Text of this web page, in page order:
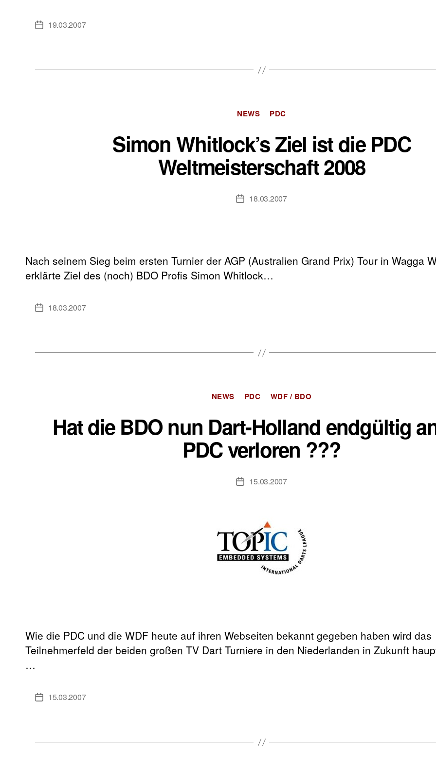
Veröffentlichungsdatum
19.03.2007
Kategorien
NEWS PDC
Simon Whitlock’s Ziel ist die PDC
Weltmeisterschaft 2008
Veröffentlichungsdatum
18.03.2007
Nach seinem Sieg beim ersten Turnier der AGP (Australien Grand Prix) Tour in Wagga
erklärte Ziel des (noch) BDO Profis Simon Whitlock…
Veröffentlichungsdatum
18.03.2007
Kategorien
NEWS PDC WDF / BDO
Hat die BDO nun Dart-Holland endgültig
PDC verloren ???
Veröffentlichungsdatum
15.03.2007
Wie die PDC und die WDF heute auf ihren Webseiten bekannt gegeben haben wird das
Teilnehmerfeld der beiden großen TV Dart Turniere in den Niederlanden in Zukunft
…
Veröffentlichungsdatum
15.03.2007